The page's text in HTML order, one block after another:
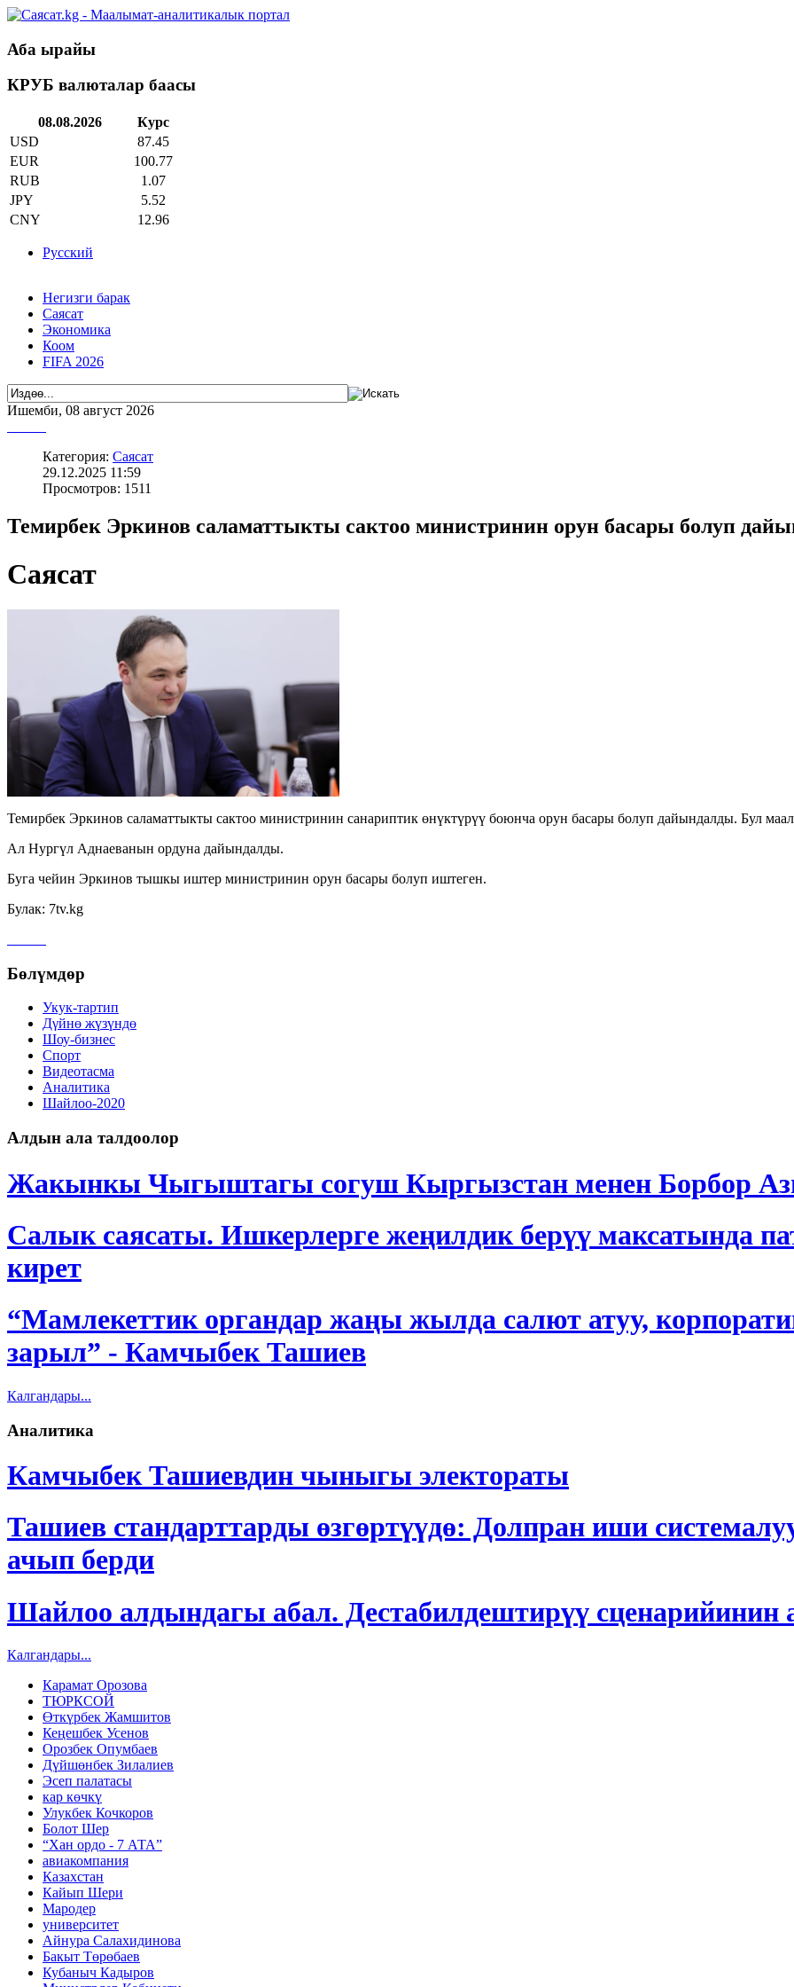
Аба ырайы
КРУБ валюталар баасы
08.08.2026
Курс
USD
87.45
EUR
100.77
RUB
1.07
JPY
5.52
CNY
12.96
Русский
Негизги барак
Саясат
Экономика
Коом
FIFA 2026
Ишемби, 08 август 2026
Категория: Саясат
29.12.2025 11:59
Просмотров: 1511
Темирбек Эркинов саламаттыкты сактоо министринин орун басары болуп
Саясат
Темирбек Эркинов саламаттыкты сактоо министринин санариптик өнүктүрүү боюнча орун басары болуп дайындалды. Бул
Ал Нургүл Аднаеванын ордуна дайындалды.
Буга чейин Эркинов тышкы иштер министринин орун басары болуп иштеген.
Булак: 7tv.kg
Бөлүмдөр
Укук-тартип
Дγйнө жүзүндө
Шоу-бизнес
Спорт
Видеотасма
Аналитика
Шайлоо-2020
Алдын ала талдоолор
Жакынкы Чыгыштагы согуш Кыргызстан менен Борбор
Салык саясаты. Ишкерлерге жеңилдик берүү максатында
кирет
“Мамлекеттик органдар жаңы жылда салют атуу,
зарыл” - Камчыбек Ташиев
Калгандары...
Аналитика
Камчыбек Ташиевдин чыныгы электораты
Ташиев стандарттарды өзгөртүүдө: Долпран иши
ачып берди
Шайлоо алдындагы абал. Дестабилдештирүү сценарийинин
Калгандары...
Карамат Орозова
ТЮРКСОЙ
Өткүрбек Жамшитов
Кеңешбек Усенов
Орозбек Опумбаев
Дүйшөнбек Зилалиев
Эсеп палатасы
кар көчкү
Улукбек Кочкоров
Болот Шер
“Хан ордо - 7 АТА”
авиакомпания
Казахстан
Кайып Шери
Мародер
университет
Айнура Салахидинова
Бакыт Төрөбаев
Кубаныч Кадыров